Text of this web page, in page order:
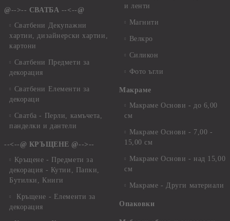
@-->-- СВАТБА --<--@
Сватбени Декупажни
хартии, дизайнерски хартии,
картони
Сватбени Предмети за
декорация
Сватбени Елементи за
декораци
Сватба - Перли, камъчета,
панделки и дантели
--<--@ КРЪЩЕНЕ @-->--
Кръщене - Предмети за
декорация - Кутии, Папки,
Бутилки, Книги
Кръщене - Елементи за
декорация
и ленти
Магнити
Велкро
Силикон
Фото ъгли
Макраме
Макраме Основи - до 6,00
см
Макраме Основи - 7,00 -
15,00 см
Макраме Основи - над 15,00
см
Макраме - Други материали
Опаковки